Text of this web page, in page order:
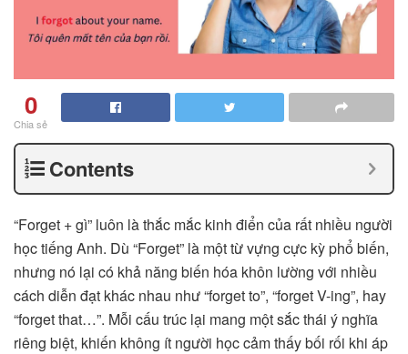
0
Chia sẻ
Contents
“Forget + gì” luôn là thắc mắc kinh điển của rất nhiều người
học tiếng Anh. Dù “Forget” là một từ vựng cực kỳ phổ biến,
nhưng nó lại có khả năng biến hóa khôn lường với nhiều
cách diễn đạt khác nhau như “forget to”, “forget V-ing”, hay
“forget that…”. Mỗi cấu trúc lại mang một sắc thái ý nghĩa
riêng biệt, khiến không ít người học cảm thấy bối rối khi áp